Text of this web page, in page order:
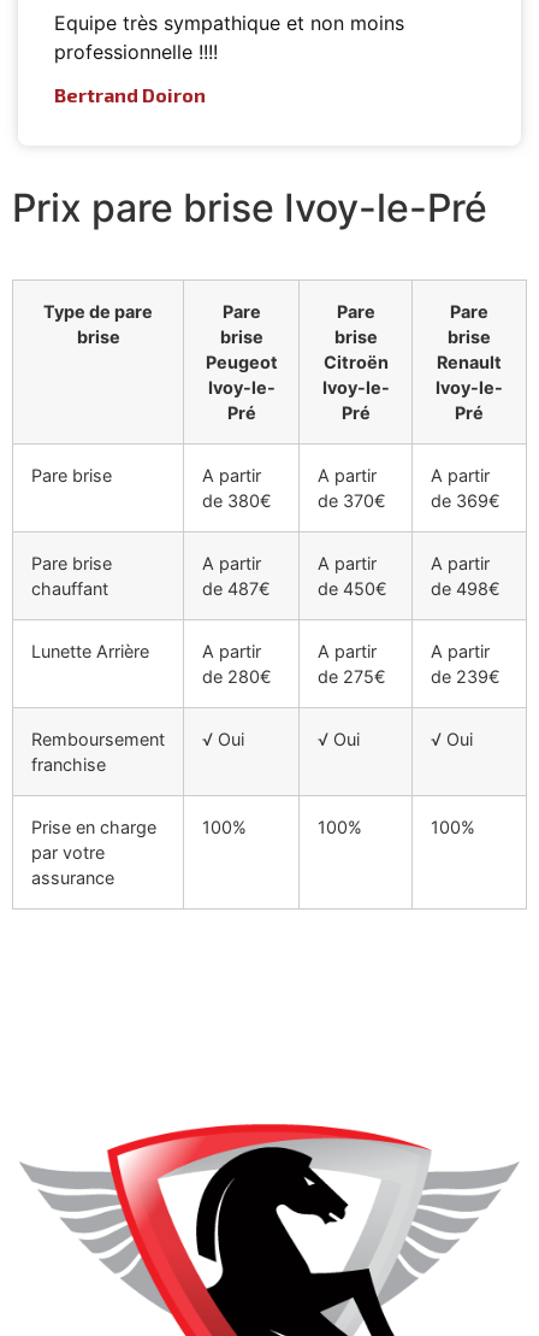
Equipe très sympathique et non moins
professionnelle !!!!
Bertrand Doiron
Prix pare brise Ivoy-le-Pré
Type de pare
brise
Pare
brise
Peugeot
Ivoy-le-
Pré
Pare
brise
Citroën
Ivoy-le-
Pré
Pare
brise
Renault
Ivoy-le-
Pré
Pare brise
A partir
de 380€
A partir
de 370€
A partir
de 369€
Pare brise
chauffant
A partir
de 487€
A partir
de 450€
A partir
de 498€
Lunette Arrière
A partir
de 280€
A partir
de 275€
A partir
de 239€
Remboursement
franchise
√ Oui √ Oui √ Oui
Prise en charge
par votre
assurance
100% 100% 100%